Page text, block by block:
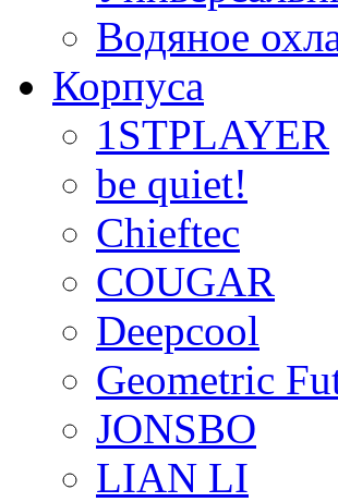
Водяное
Корпуса
1STPLAYER
be quiet!
Chieftec
COUGAR
Deepcool
Geometric
JONSBO
LIAN LI